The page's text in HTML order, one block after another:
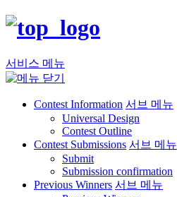
서비스 메뉴
Contest Information 서브 메뉴
Universal Design
Contest Outline
Contest Submissions 서브 메뉴
Submit
Submission confirmation
Previous Winners 서브 메뉴